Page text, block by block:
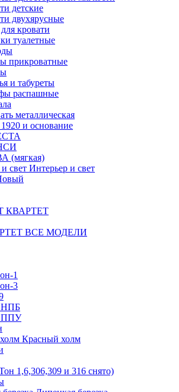
детские
двухярусные
кровати
туалетные
прикроватные
и табуреты
распашные
металлическая
и основание
(мягкая)
Интерьер и свет
КВАРТЕТ
ВСЕ МОДЕЛИ
1
3
НПБ
ППУ
Красный холм
1,6,306,309 и 316 снято)